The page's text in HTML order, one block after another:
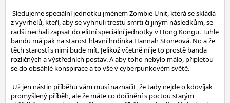
Sledujeme speciální jednotku jménem Zombie Unit, která se skládá
z vyvrhelů, kteří, aby se vyhnuli trestu smrti či jiným následkům, se
radši nechali zapsat do elitní speciální jednotky v Hong Kongu. Tuhle
bandu má pak na starost hlavní hrdinka Hannah Stoneová. No a že
těch starostí s nimi bude mít. Jelikož včetně ní je to prostě banda
rozličných a výstředních postav. A aby toho nebylo málo, připletou
se do obsáhlé konspirace a to vše v cyberpunkovém světě.
Už jen nástin příběhu vám musí naznačit, že tady nejde o kdovíjak
promyšlený příběh, ale že máte co dočinění s poctou starým